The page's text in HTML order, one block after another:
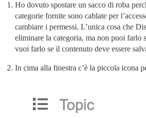
Ho dovuto spostare un sacco di roba
categorie fornite sono cablate per
cambiare i permessi. L’unica cosa che
eliminare la categoria, ma non puoi farlo
vuoi farlo se il contenuto deve essere
In cima alla finestra c’è la piccola icona